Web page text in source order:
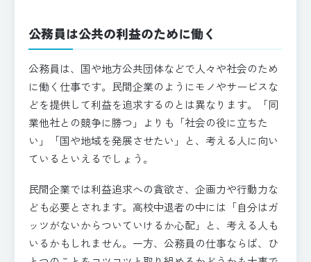
公務員は公共の利益のために働く
公務員は、国や地方公共団体などで人々や社会のため
に働く仕事です。民間企業のようにモノやサービスな
どを提供して利益を追求するのとは異なります。「同
業他社との競争に勝つ」よりも「社会の役に立ちた
い」「国や地域を発展させたい」と、考える人に向い
ているといえるでしょう。
民間企業では利益追求への貪欲さ、企画力や行動力な
ども必要とされます。高校中退者の中には「自分はガ
ッツがないからついていけるか心配」と、考える人も
いるかもしれません。一方、公務員の仕事ならば、ひ